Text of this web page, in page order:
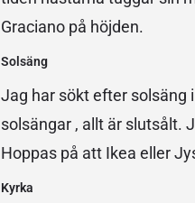
Graciano på höjden.
Solsäng
Jag har sökt efter solsäng
solsängar , allt är slutsålt.
Hoppas på att Ikea eller
Kyrka